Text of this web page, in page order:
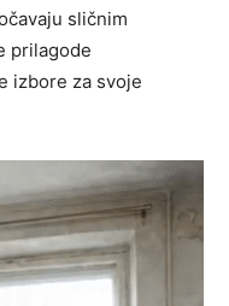
sličnim
prilagode
izbore za svoje